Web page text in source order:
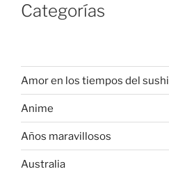
Categorías
Amor en los tiempos del sushi
Anime
Años maravillosos
Australia